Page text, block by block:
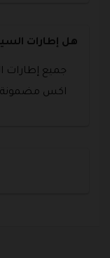
هل إطارات
جميع إطارات
اكس مضمونة